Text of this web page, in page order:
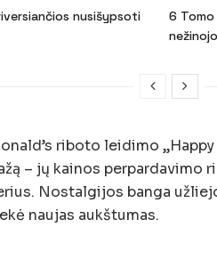
nusišypsoti
6 Tomo
riboto leidimo
– jų kainos perpardavimo
Nostalgijos banga
naujas aukštumas.